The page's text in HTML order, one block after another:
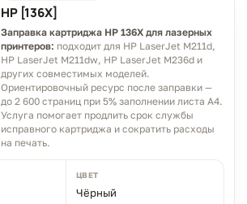
HP [136X]
Заправка картриджа HP 136X для лазерных
принтеров: подходит для HP LaserJet M211d,
HP LaserJet M211dw, HP LaserJet M236d и
других совместимых моделей.
Ориентировочный ресурс после заправки —
до 2 600 страниц при 5% заполнении листа A4.
Услуга помогает продлить срок службы
исправного картриджа и сократить расходы
на печать.
ЦВЕТ
Чёрный